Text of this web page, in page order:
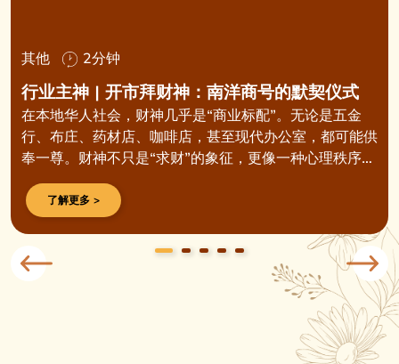
其他 2分钟
行业主神 | 开市拜财神：南洋商号的默契仪式
在本地华人社会，财神几乎是“商业标配”。无论是五金
行、布庄、药材店、咖啡店，甚至现代办公室，都可能供
奉一尊。财神不只是“求财”的象征，更像一种心理秩序
——在不可预测的市场里，给人一份安稳的依靠。
了解更多 >